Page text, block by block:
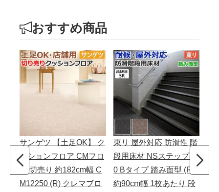
おすすめ商品
サンゲツ 【土足OK】 ク
ッションフロア CMフロ
ア 切売り 約182cm幅 C
M12250 (R) クレマブロ
東リ 屋外対応 防滑性 階
段用床材 NSステップ80
0 Bタイプ 踏み面型 (R)
約90cm幅 1枚あたり 段